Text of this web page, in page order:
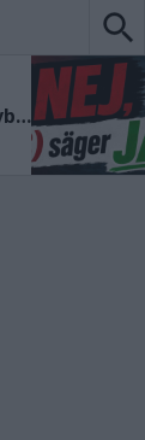
Socialdemokraterna måste ange när experimentet med 14-åringar ska avbrytas